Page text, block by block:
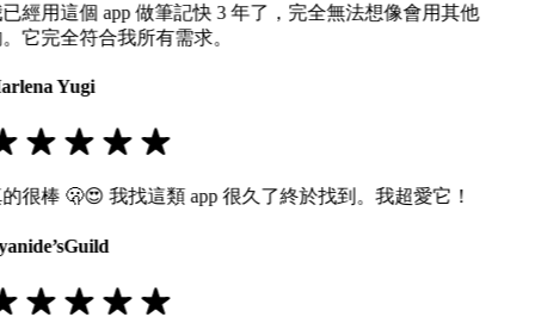
經用這個 app 做筆記快 3 年了，完全無法想像會用其他
它完全符合我所有需求。
Yugi
很棒 🫢😍 我找這類 app 很久了終於找到。我超愛它！